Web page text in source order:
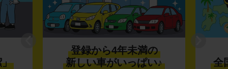
」
登録から4年未満の
新しい車がいっぱい♪
全